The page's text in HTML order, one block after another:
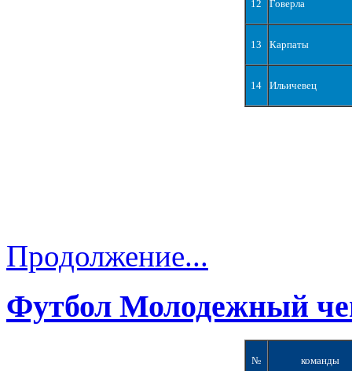
12 Говерла
13 Карпаты
14 Ильичевец
Продолжение...
Футбол Молодежный
№ команды